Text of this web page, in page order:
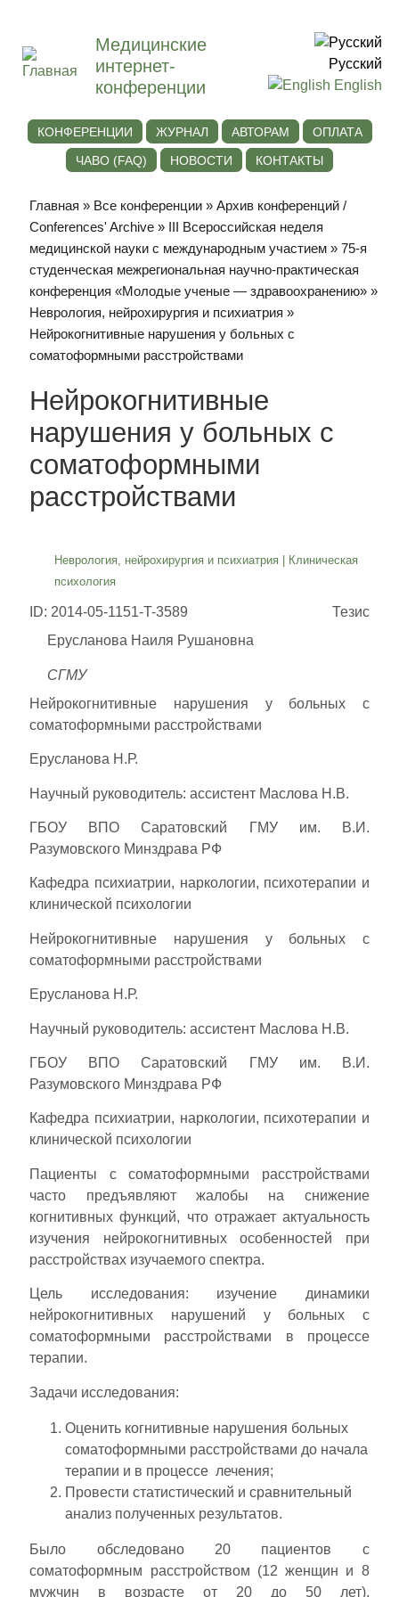
Медицинские
интернет-
конференции
Русский
English
КОНФЕРЕНЦИИ ЖУРНАЛ АВТОРАМ
ОПЛАТА
ЧАВО (FAQ)
НОВОСТИ КОНТАКТЫ
Главная » Все конференции »Архив конференций /
Conferences' Archive » III Всероссийская неделя
медицинской науки с международным участием »75-я
студенческая межрегиональная научно-практическая
конференция «Молодые ученые — здравоохранению» »
Неврология, нейрохирургия и психиатрия »
Нейрокогнитивные нарушения у больных с
соматоформными расстройствами
Нейрокогнитивные
нарушения у больных с
соматоформными
расстройствами
Неврология, нейрохирургия и психиатрия
Клиническая
психология
ID: 2014-05-1151-T-3589
Тезис
Ерусланова Наиля Рушановна
СГМУ
Нейрокогнитивные нарушения у больных с
соматоформными расстройствами
Ерусланова Н.Р.
Научный руководитель: ассистент Маслова Н.В.
ГБОУ ВПО Саратовский ГМУ им. В.И.
Разумовского Минздрава РФ
Кафедра психиатрии, наркологии, психотерапии и
клинической психологии
Нейрокогнитивные нарушения у больных с
соматоформными расстройствами
Ерусланова Н.Р.
Научный руководитель: ассистент Маслова Н.В.
ГБОУ ВПО Саратовский ГМУ им. В.И.
Разумовского Минздрава РФ
Кафедра психиатрии, наркологии, психотерапии и
клинической психологии
Пациенты с соматоформными расстройствами
часто предъявляют жалобы на снижение
когнитивных функций, что отражает актуальность
изучения нейрокогнитивных особенностей при
расстройствах изучаемого спектра.
Цель исследования: изучение динамики
нейрокогнитивных нарушений у больных с
соматоформными расстройствами в процессе
терапии.
Задачи исследования:
Оценить когнитивные нарушения больных
соматоформными расстройствами до начала
терапии и в процессе лечения;
Провести статистический и сравнительный
анализ полученных результатов.
Было обследовано 20 пациентов с
соматоформным расстройством (12 женщин и 8
мужчин в возрасте от 20 до 50 лет).